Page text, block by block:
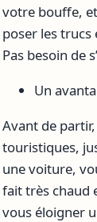
votre bouffe,
poser les
Pas besoin de
Un
Avant de
touristiques,
une voiture,
fait très chaud
vous éloigner